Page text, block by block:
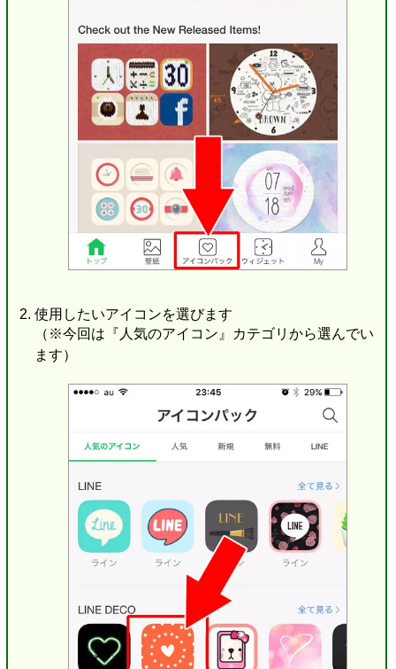
使用したいアイコンを選びます
（※今回は『人気のアイコン』カテゴリから選んでい
ます）